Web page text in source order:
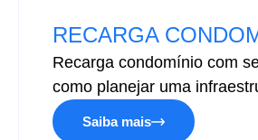
RECARGA
Recarga condomínio com
como planejar uma
Saiba mais